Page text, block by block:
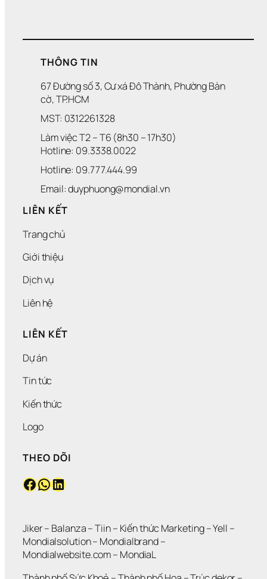
THÔNG TIN
67 Đường số 3, Cư xá Đô Thành, Phường Bàn
cờ, TP.HCM
MST: 0312261328
Làm việc T2 – T6 (8h30 – 17h30)
Hotline: 09.3338.0022
Hotline: 09.777.444.99
Email: duyphuong@mondial.vn
LIÊN KẾT
Trang chủ
Giới thiệu
Dịch vụ
Liên hệ
LIÊN KẾT
Dự án
Tin tức
Kiến thức
Logo
THEO DÕI
Facebook WhatsApp LinkedIn
Jiker – Balanza – Tiin – Kiến thức Marketing – Yell
Mondialsolution – Mondialbrand
Mondialwebsite.com – MondiaL